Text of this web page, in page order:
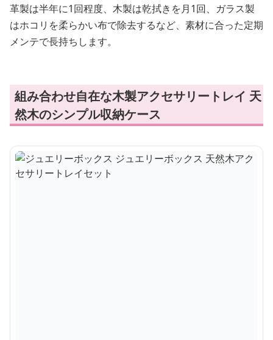
革製は半年に1回程度、木製は乾拭きを月1回、ガラス製
はホコリを柔らかい布で除去するなど、素材に合った定期
メンテで長持ちします。
組み合わせ自在な木製アクセサリートレイ 天
然木のシンプル収納ケース